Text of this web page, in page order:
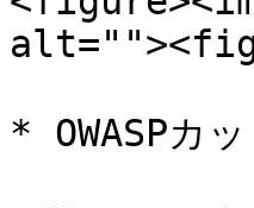
* OWASPカッ